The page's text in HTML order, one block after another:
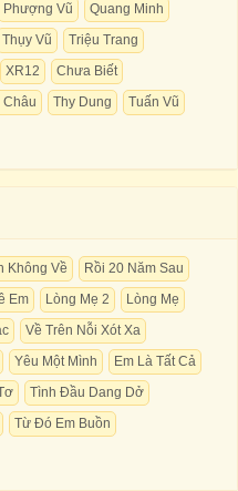
Phượng Vũ
Quang Minh
Thụy Vũ
Triệu Trang
XR12
Chưa Biết
Châu Thy Dung
Tuấn Vũ
Không Về
Rồi 20 Năm Sau
Em Lòng Mẹ 2
Lòng Mẹ
Về Trên Nỗi Xót Xa
Yêu Một Mình
Em Là Tất Cả
Tình Đầu Dang Dở
Từ Đó Em Buồn